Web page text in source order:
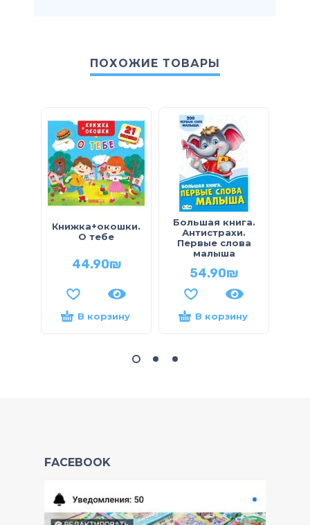
ПОХОЖИЕ ТОВАРЫ
Книжка+окошки.
О тебе
44.90₪
В корзину
Большая книга.
Антистрахи.
Первые слова
малыша
54.90₪
В корзину
FACEBOOK